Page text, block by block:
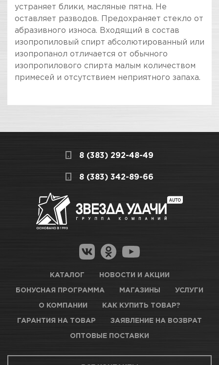
устраняет блики, масляные пятна. Не
оставляет разводов. Предохраняет стекло от
абразивного износа. Входящий в состав
изопропиловый спирт абсолютированный или
изопропанол отличается от обычного
изопропилового спирта малым количеством
примесей и отсутствием неприятного запаха.
СКЛАДСКОЙ КОМПЛЕКС
Мало
Новосибирск, Петухова, 27/3
КАРТА ПРОЕЗДА И КОНТАКТЫ
Новосибирск, Богдана Хмельницкого, 1/1
получение товара максимально комфортными,
поэтому подготовили для Вас самую
Как купить товар?
Гарантия на товар
Магазины для получения товара
Оптовые поставки
8 (383) 292-48-49
8 (383) 342-89-66
КАТАЛОГ НОВОСТИ И АКЦИИ
БОНУСНАЯ ПРОГРАММА МАГАЗИНЫ УСЛУГИ
О КОМПАНИИ КАК КУПИТЬ ТОВАР?
ГАРАНТИЯ НА ТОВАР ЗАЯВЛЕНИЕ НА ВОЗВРАТ
ОПТОВЫЕ ПОСТАВКИ